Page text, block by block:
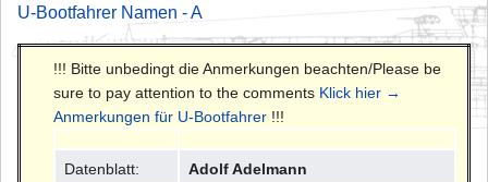
U-Bootfahrer Namen - A
!!! Bitte unbedingt die Anmerkungen beachten/Please be
sure to pay attention to the comments Klick hier →
Anmerkungen für U-Bootfahrer !!!
Datenblatt: Adolf Adelmann